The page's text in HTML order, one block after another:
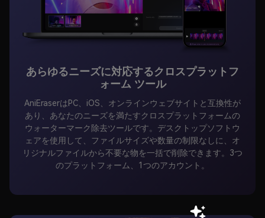
あらゆるニーズに対応するクロスプラットフ
ォーム ツール
あり、あなたのニーズを満たすクロスプラットフォームの
ウォーターマーク除去ツールです。デスクトップソフトウ
ェアを使用して、ファイルサイズや数量の制限なしに、オ
リジナルファイルから不要な物を一括で削除できます。3つ
のプラットフォーム、1つのアカウント。